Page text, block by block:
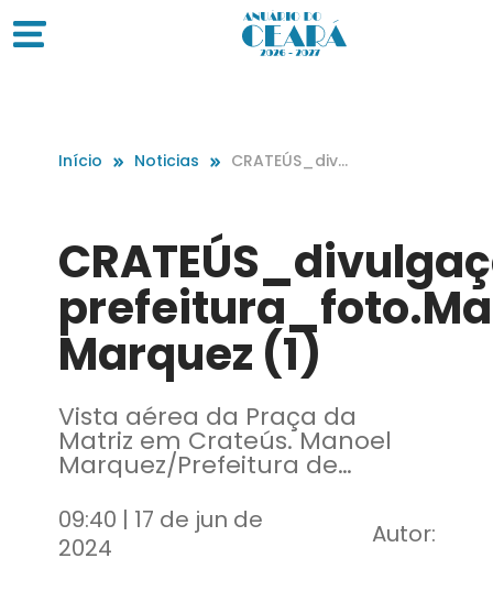
Início Noticias
CRATEÚS_divul
Marquez (1)
Vista aérea da Praça da
Matriz em Crateús. Manoel
Marquez/Prefeitura de
Crateús
09:40 | 17 de jun de
2024
Autor: